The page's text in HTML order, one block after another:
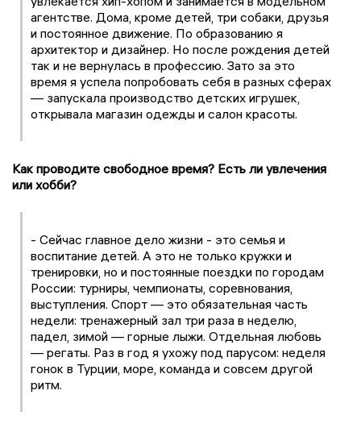
агентстве. Дома, кроме детей, три собаки, друзья
и постоянное движение. По образованию я
архитектор и дизайнер. Но после рождения детей
так и не вернулась в профессию. Зато за это
время я успела попробовать себя в разных сферах
— запускала производство детских игрушек,
открывала магазин одежды и салон красоты.
Как проводите свободное время? Есть ли увлечения
или хобби?
- Сейчас главное дело жизни - это семья и
воспитание детей. А это не только кружки и
тренировки, но и постоянные поездки по городам
России: турниры, чемпионаты, соревнования,
выступления. Спорт — это обязательная часть
недели: тренажерный зал три раза в неделю,
падел, зимой — горные лыжи. Отдельная любовь
— регаты. Раз в год я ухожу под парусом: неделя
гонок в Турции, море, команда и совсем другой
ритм.